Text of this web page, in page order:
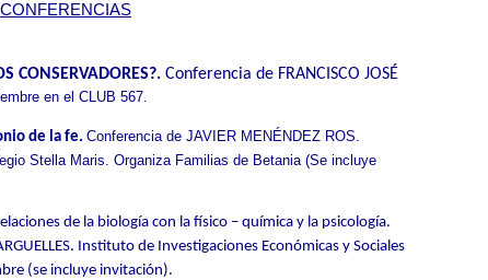
CONFERENCIAS
CONSERVADORES?. Conferencia de FRANCISCO JOSÉ
en el CLUB 567.
de la fe. Conferencia de JAVIER MENÉNDEZ ROS.
Stella Maris. Organiza Familias de Betania (Se incluye
de la biología con la físico – química y la psicología.
Instituto de Investigaciones Económicas y Sociales
(se incluye invitación).